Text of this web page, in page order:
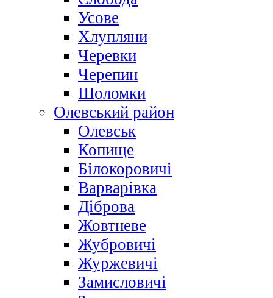
Усове
Хлупляни
Черевки
Черепин
Шоломки
Олевський район
Олевськ
Копище
Білокоровичі
Варварівка
Діброва
Жовтневе
Жубровичі
Журжевичі
Замисловичі